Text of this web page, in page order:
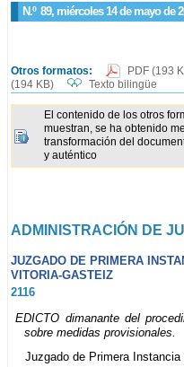
N.º 89, miércoles 14 de mayo de
Otros formatos: PDF (193
(194 KB)
Texto bilingüe
El contenido de los otros
muestran, se ha obtenido
transformación del
y auténtico
ADMINISTRACIÓN DE
JUZGADO DE PRIMERA
VITORIA-GASTEIZ
2116
EDICTO dimanante del
sobre medidas provisionales.
Juzgado de Primera Instancia